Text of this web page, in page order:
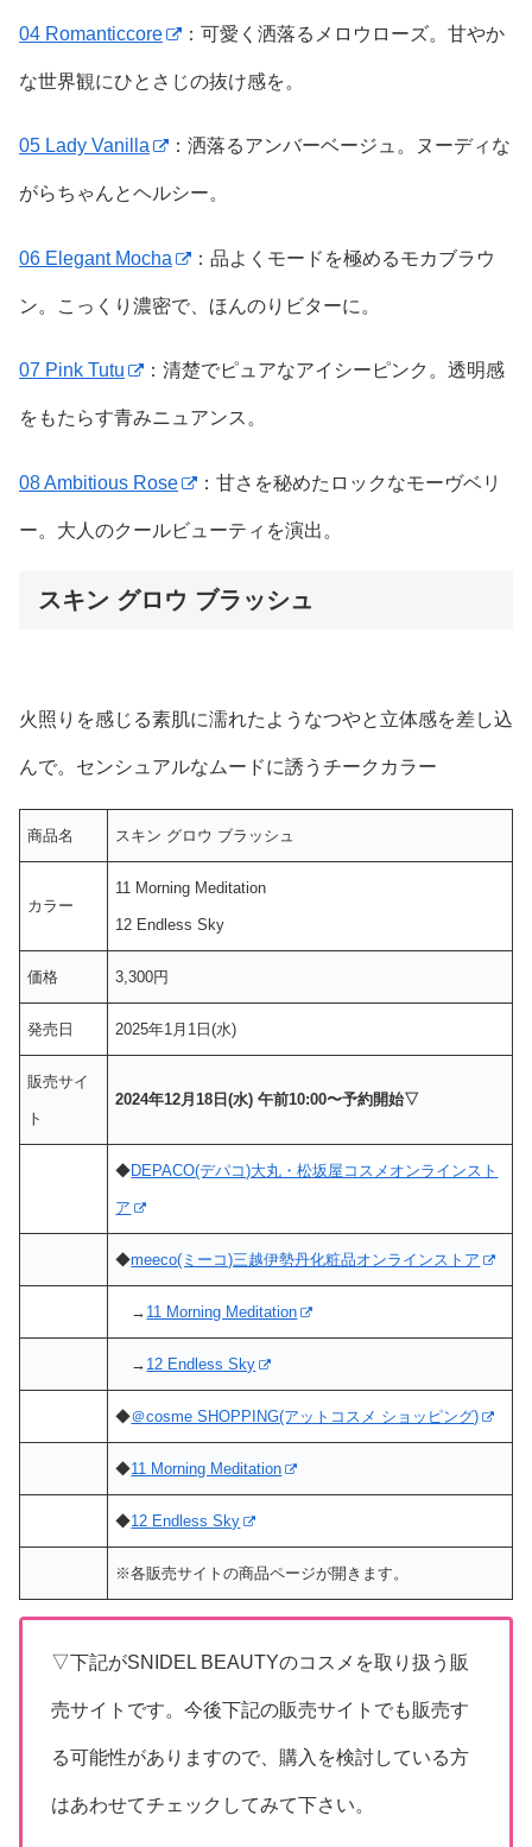
04 Romanticcore ：可愛く洒落るメロウローズ。甘やか
な世界観にひとさじの抜け感を。
05 Lady Vanilla ：洒落るアンバーベージュ。ヌーディな
がらちゃんとヘルシー。
06 Elegant Mocha ：品よくモードを極めるモカブラウ
ン。こっくり濃密で、ほんのりビターに。
07 Pink Tutu ：清楚でピュアなアイシーピンク。透明感
をもたらす青みニュアンス。
08 Ambitious Rose ：甘さを秘めたロックなモーヴベリ
ー。大人のクールビューティを演出。
スキン グロウ ブラッシュ
火照りを感じる素肌に濡れたようなつやと立体感を差し込
んで。センシュアルなムードに誘うチークカラー
商品名 スキン グロウ ブラッシュ
カラー
11 Morning Meditation
12 Endless Sky
価格 3,300円
発売日 2025年1月1日(水)
販売サイ
ト
2024年12月18日(水) 午前10:00〜予約開始▽
◆DEPACO(デパコ)大丸・松坂屋コスメオンラインスト
ア
◆meeco(ミーコ)三越伊勢丹化粧品オンラインストア
→ 11 Morning Meditation
→ 12 Endless Sky
◆＠cosme SHOPPING(アットコスメ ショッピング)
◆11 Morning Meditation
◆12 Endless Sky
※各販売サイトの商品ページが開きます。
▽下記がSNIDEL BEAUTYのコスメを取り扱う販
売サイトです。今後下記の販売サイトでも販売す
る可能性がありますので、購入を検討している方
はあわせてチェックしてみて下さい。